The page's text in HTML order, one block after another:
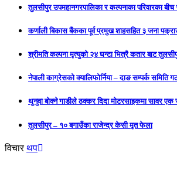
तुलसीपुर उपमहानगरपालिका र कल्पनाका परिवारका
कर्णाली बिकास बैंकका पूर्व प्रमुख शाहसहित ३ जना
श्रीमति कल्पना मृत्युको २४ घन्टा भित्रै कतार बाट
नेपाली काग्रेसको क्यालिफोर्निया – दाङ सम्पर्क समिति
थुनुवा बोक्ने गाडीले ठक्कर दिदा मोटरसाइकमा सावर एक
तुलसीपुर – १० बगाउँका राजेन्द्र केसी मृत फेला
विचार थप